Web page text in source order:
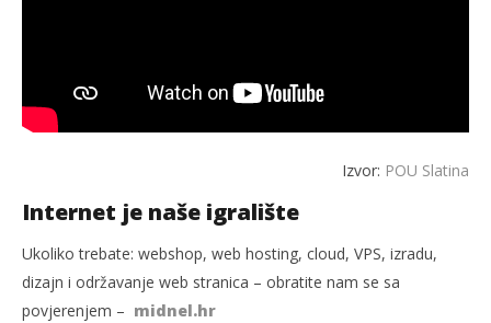
Izvor: POU Slatina
Internet je naše igralište
Ukoliko trebate: webshop, web hosting, cloud, VPS, izradu,
dizajn i održavanje web stranica – obratite nam se sa
povjerenjem – midnel.hr